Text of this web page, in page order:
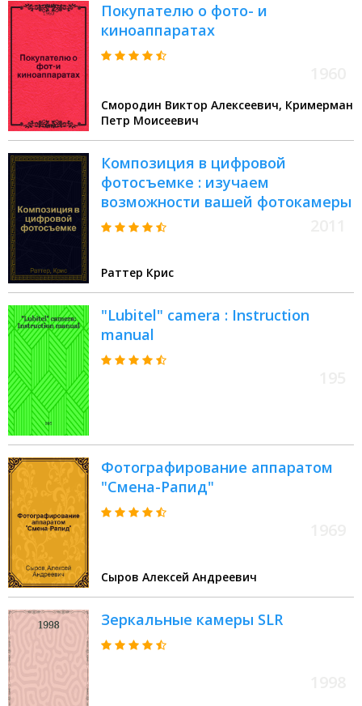
Покупателю о фото- и
киноаппаратах
Смородин Виктор Алексеевич, Кримерман
Петр Моисеевич
Композиция в цифровой
фотосъемке : изучаем
возможности вашей фотокамеры
Раттер Крис
"Lubitel" camera : Instruction
manual
Фотографирование аппаратом
"Смена-Рапид"
Сыров Алексей Андреевич
Зеркальные камеры SLR